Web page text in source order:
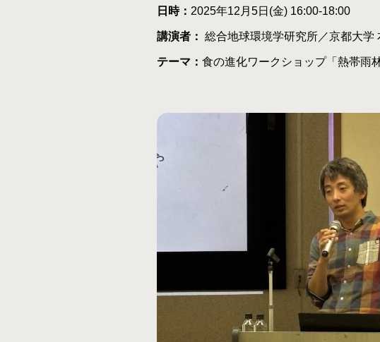
日時： 2025年12月5日(金) 16:00-18:00
講演者： 総合地球環境学研究所／京都大学
テーマ： 食の進化ワークショップ「熱帯雨